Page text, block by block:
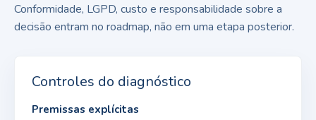
Conformidade, LGPD, custo e responsabilidade sobre a
decisão entram no roadmap, não em uma etapa posterior.
Controles do diagnóstico
Premissas explícitas